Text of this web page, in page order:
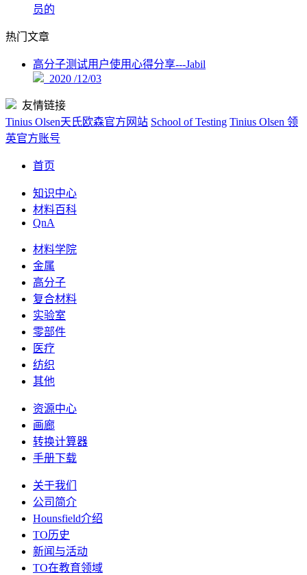
员的
热门文章
高分子测试用户使用心得分享---Jabil
2020 /12/03
友情链接
Tinius Olsen天氏欧森官方网站 School of Testing Tinius Olsen 领
英官方账号
首页
知识中心
材料百科
QnA
材料学院
金属
高分子
复合材料
实验室
零部件
医疗
纺织
其他
资源中心
画廊
转换计算器
手册下载
关于我们
公司简介
Hounsfield介绍
TO历史
新闻与活动
TO在教育领域